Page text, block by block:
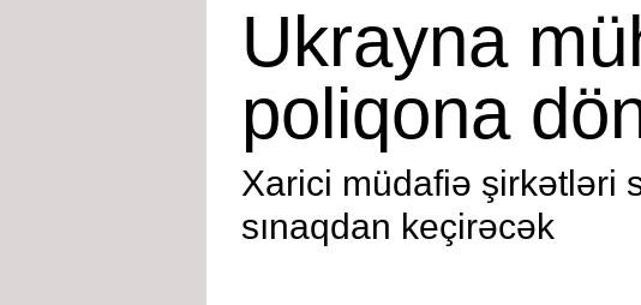
Ukrayna
poliqona
Xarici müdafiə şirkətləri
sınaqdan keçirəcək